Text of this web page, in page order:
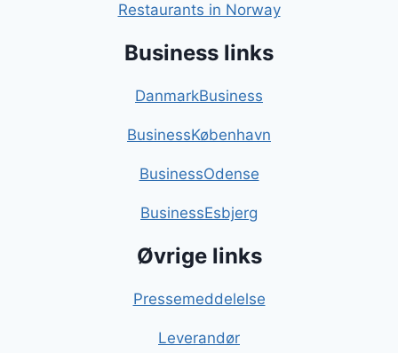
Restaurants in Norway
Business links
DanmarkBusiness
BusinessKøbenhavn
BusinessOdense
BusinessEsbjerg
Øvrige links
Pressemeddelelse
Leverandør